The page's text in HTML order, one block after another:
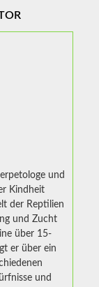
und
Kindheit
der Reptilien
und Zucht
über 15-
er über ein
und